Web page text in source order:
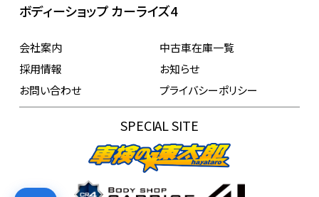
ボディーショップ カーライズ4
会社案内
中古車在庫一覧
採用情報
お知らせ
お問い合わせ
プライバシーポリシー
SPECIAL SITE